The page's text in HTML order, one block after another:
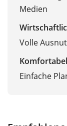
Medien
Volle
Komfortabel
Einfache